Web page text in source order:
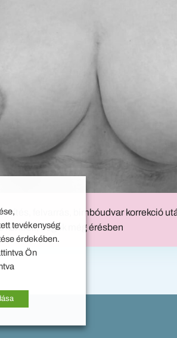
felvarrás, bimbóudvar korrekció
kontroll, hegek még érésben
tevékenység
érdekében.
Ön